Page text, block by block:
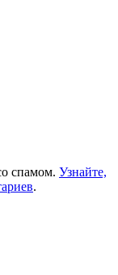
спамом. Узнайте,
.